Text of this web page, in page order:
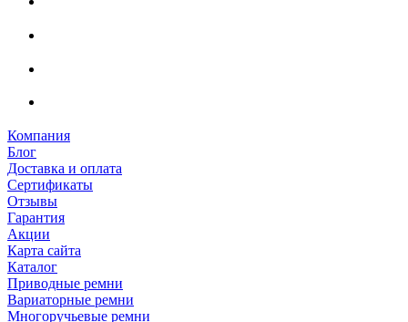
Компания
Блог
Доставка и оплата
Сертификаты
Отзывы
Гарантия
Акции
Карта сайта
Каталог
Приводные ремни
Вариаторные ремни
Многоручьевые ремни